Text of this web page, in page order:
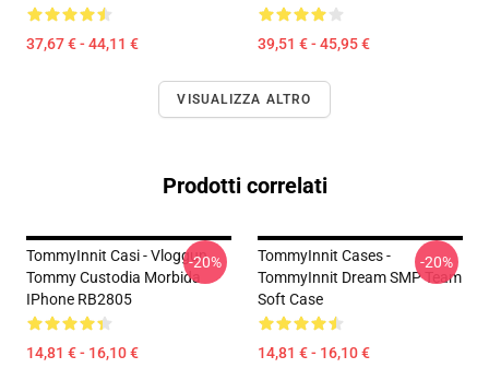
37,67 € - 44,11 € 39,51 € - 45,95 €
VISUALIZZA ALTRO
Prodotti correlati
TommyInnit Casi - Vloggun
Tommy Custodia Morbida
IPhone RB2805
14,81 € - 16,10 €
-20%
TommyInnit Cases -
TommyInnit Dream SMP Team
Soft Case
14,81 € - 16,10 €
-20%